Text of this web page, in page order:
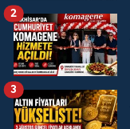
2
3